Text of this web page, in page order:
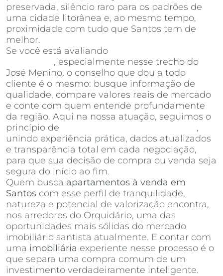
preservada, silêncio raro para os padrões de
uma cidade litorânea e, ao mesmo tempo,
proximidade com tudo que Santos tem de
melhor.
Se você está avaliando
, especialmente nesse trecho do
José Menino, o conselho que dou a todo
cliente é o mesmo: busque informação de
qualidade, compare valores reais de mercado
e conte com quem entende profundamente
da região. Aqui na nossa atuação, seguimos o
princípio de
,
unindo experiência prática, dados atualizados
e transparência total em cada negociação,
para que sua decisão de compra ou venda seja
segura do início ao fim.
Quem busca apartamentos à venda em
Santos com esse perfil de tranquilidade,
natureza e potencial de valorização encontra,
nos arredores do Orquidário, uma das
oportunidades mais sólidas do mercado
imobiliário santista atualmente. E contar com
uma imobiliária experiente nesse processo é o
que separa uma compra comum de um
investimento verdadeiramente inteligente.